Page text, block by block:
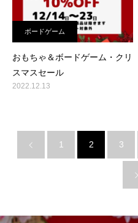
ボードゲーム
おもちゃ＆ボードゲーム・クリ
スマスセール
2022.12.13
1 2 3